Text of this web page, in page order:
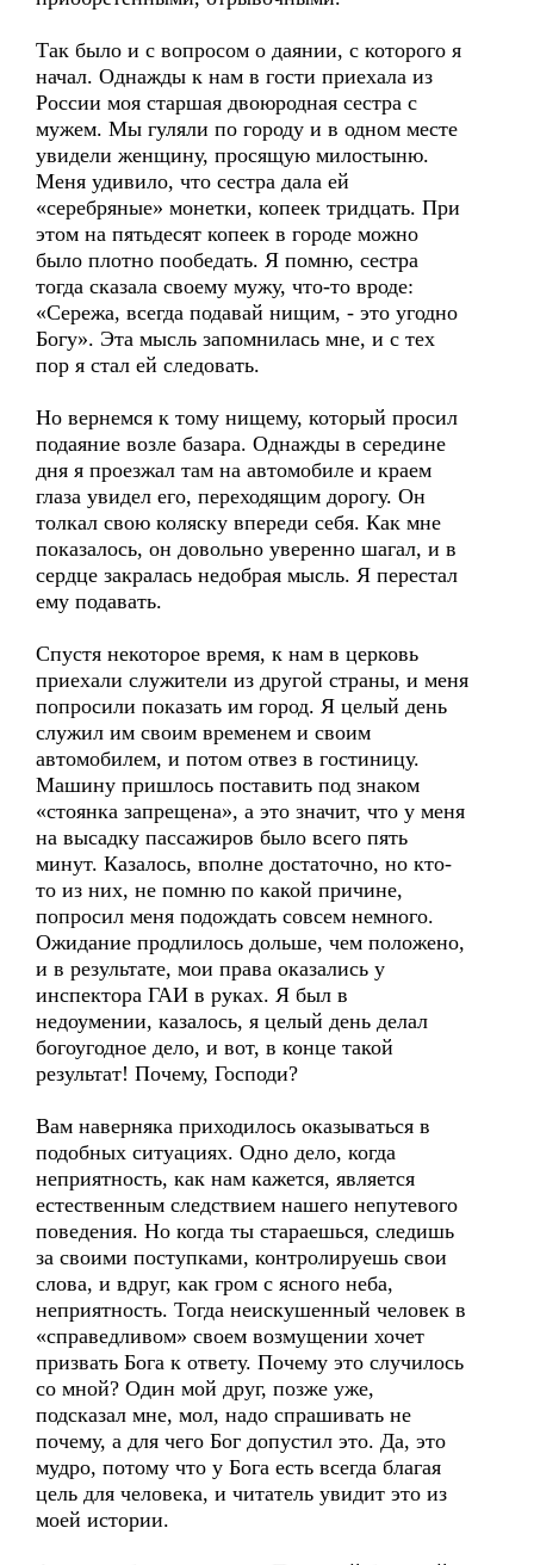
Так было и с вопросом о даянии, с которого я
начал. Однажды к нам в гости приехала из
России моя старшая двоюродная сестра с
мужем. Мы гуляли по городу и в одном месте
увидели женщину, просящую милостыню.
Меня удивило, что сестра дала ей
«серебряные» монетки, копеек тридцать. При
этом на пятьдесят копеек в городе можно
было плотно пообедать. Я помню, сестра
тогда сказала своему мужу, что-то вроде:
«Сережа, всегда подавай нищим, - это угодно
Богу». Эта мысль запомнилась мне, и с тех
пор я стал ей следовать.
Но вернемся к тому нищему, который просил
подаяние возле базара. Однажды в середине
дня я проезжал там на автомобиле и краем
глаза увидел его, переходящим дорогу. Он
толкал свою коляску впереди себя. Как мне
показалось, он довольно уверенно шагал, и в
сердце закралась недобрая мысль. Я перестал
ему подавать.
Спустя некоторое время, к нам в церковь
приехали служители из другой страны, и меня
попросили показать им город. Я целый день
служил им своим временем и своим
автомобилем, и потом отвез в гостиницу.
Машину пришлось поставить под знаком
«стоянка запрещена», а это значит, что у меня
на высадку пассажиров было всего пять
минут. Казалось, вполне достаточно, но кто-
то из них, не помню по какой причине,
попросил меня подождать совсем немного.
Ожидание продлилось дольше, чем положено,
и в результате, мои права оказались у
инспектора ГАИ в руках. Я был в
недоумении, казалось, я целый день делал
богоугодное дело, и вот, в конце такой
результат! Почему, Господи?
Вам наверняка приходилось оказываться в
подобных ситуациях. Одно дело, когда
неприятность, как нам кажется, является
естественным следствием нашего непутевого
поведения. Но когда ты стараешься, следишь
за своими поступками, контролируешь свои
слова, и вдруг, как гром с ясного неба,
неприятность. Тогда неискушенный человек в
«справедливом» своем возмущении хочет
призвать Бога к ответу. Почему это случилось
со мной? Один мой друг, позже уже,
подсказал мне, мол, надо спрашивать не
почему, а для чего Бог допустил это. Да, это
мудро, потому что у Бога есть всегда благая
цель для человека, и читатель увидит это из
моей истории.